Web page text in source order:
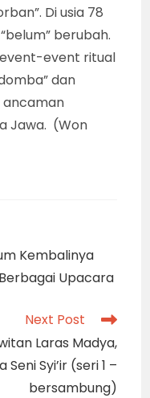
Di usia 78
berubah.
event ritual
dan
ancaman
Jawa. (Won
Kembalinya
Upacara
Next Post
Laras Madya,
Syi’ir (seri 1 –
bersambung)